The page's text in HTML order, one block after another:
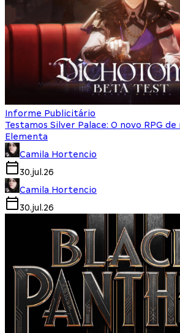
Informe Publicitário
Testamos Silver Palace: O novo RPG
Elementa
Camila Hortencio
30.jul.26
Camila Hortencio
30.jul.26